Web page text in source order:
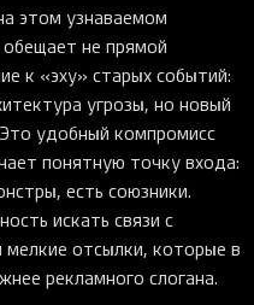
этом узнаваемом
обещает не прямой
к «эху» старых событий:
угрозы, но новый
удобный компромисс
понятную точку входа:
есть союзники.
искать связи с
мелкие отсылки, которые в
рекламного слогана.